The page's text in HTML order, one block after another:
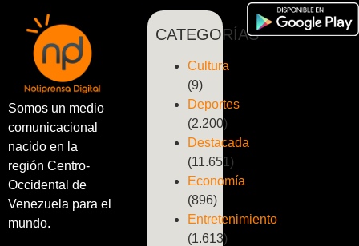
Somos un medio
comunicacional
nacido en la
región Centro-
Occidental de
Venezuela para el
mundo.
CATEGORÍAS
Cultura
(9)
Deportes
(2.200)
Destacada
(11.651)
Economía
(896)
Entretenimiento
(1.613)